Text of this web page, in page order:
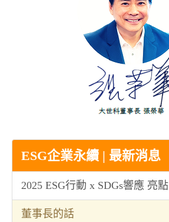
ESG企業永續 | 最新消息
2025 ESG行動 x SDGs響應 亮點
董事長的話